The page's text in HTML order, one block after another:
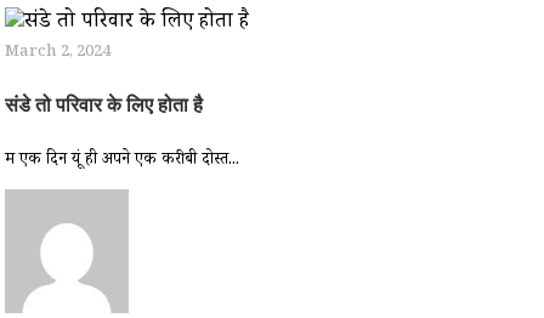
March 2, 2024
संडे तो परिवार के लिए होता है
मैं एक दिन यूं ही अपने एक करीबी दोस्त...